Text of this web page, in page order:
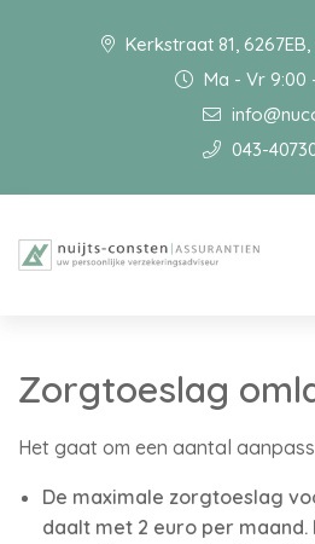
Kerkstraat 81,
Ma - Vr 9:00
043-
Zorgtoeslag
Het gaat om een aantal
De maximale zorgtoeslag
daalt met 2 euro per